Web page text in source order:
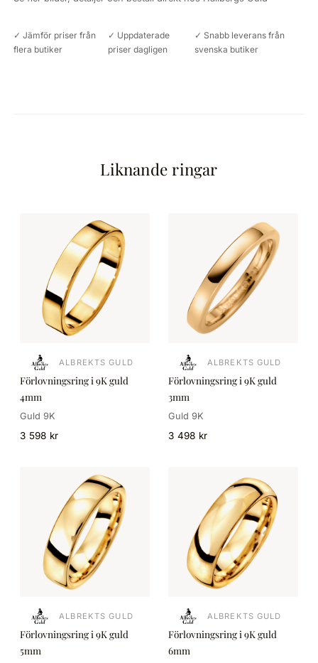
✓ Jämför priser från
flera butiker
✓ Uppdaterade
priser dagligen
✓ Snabb leverans från
svenska butiker
Liknande ringar
ALBREKTS GULD
Förlovningsring i 9K guld
4mm
Guld 9K
3 598 kr
ALBREKTS GULD
Förlovningsring i 9K guld
3mm
Guld 9K
3 498 kr
ALBREKTS GULD
Förlovningsring i 9K guld
5mm
ALBREKTS GULD
Förlovningsring i 9K guld
6mm